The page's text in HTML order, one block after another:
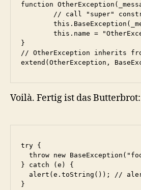
function
}
// OtherException inherits
extend(OtherException,
Voilà. Fertig ist das Butterbrot:
try {
throw new
} catch (e) {
alert(e.toString()); //
}